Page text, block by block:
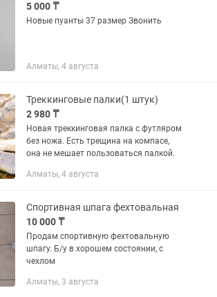
5 000 ₸
Новые пуанты 37 размер Звонить
Алматы, 4 августа
Треккинговые палки(1 штук)
2 980 ₸
Новая треккинговая палка с футляром
без ножа. Есть трещина на компасе,
она не мешает пользоваться палкой.
Алматы, 4 августа
Спортивная шпага фехтовальная
10 000 ₸
Продам спортивную фехтовальную
шпагу. Б/у в хорошем состоянии, с
чехлом
Алматы, 3 августа